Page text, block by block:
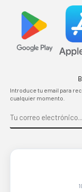
Introduce tu email para
cualquier momento.